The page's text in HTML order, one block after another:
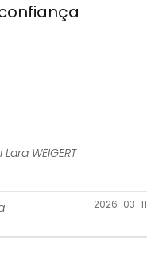
WEIGERT
2026-03-11